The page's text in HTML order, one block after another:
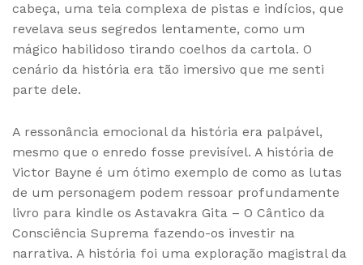
cabeça, uma teia complexa de pistas e indícios, que
revelava seus segredos lentamente, como um
mágico habilidoso tirando coelhos da cartola. O
cenário da história era tão imersivo que me senti
parte dele.
A ressonância emocional da história era palpável,
mesmo que o enredo fosse previsível. A história de
Victor Bayne é um ótimo exemplo de como as lutas
de um personagem podem ressoar profundamente
livro para kindle os Astavakra Gita – O Cântico da
Consciência Suprema fazendo-os investir na
narrativa. A história foi uma exploração magistral da